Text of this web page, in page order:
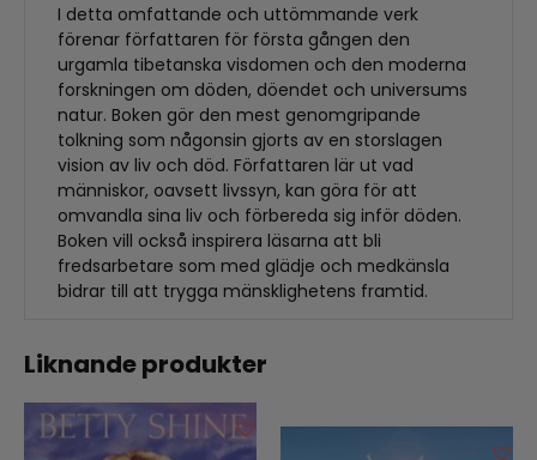
I detta omfattande och uttömmande verk
förenar författaren för första gången den
urgamla tibetanska visdomen och den moderna
forskningen om döden, döendet och universums
natur. Boken gör den mest genomgripande
tolkning som någonsin gjorts av en storslagen
vision av liv och död. Författaren lär ut vad
människor, oavsett livssyn, kan göra för att
omvandla sina liv och förbereda sig inför döden.
Boken vill också inspirera läsarna att bli
fredsarbetare som med glädje och medkänsla
bidrar till att trygga mänsklighetens framtid.
Liknande produkter